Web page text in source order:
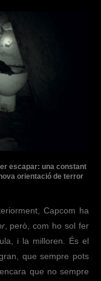
escapar: una constant
orientació de terror
Capcom ha
, però, com ho sol fer
i la milloren. És el
que sempre pots
que no sempre